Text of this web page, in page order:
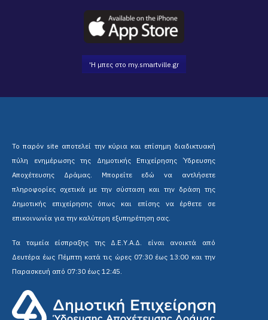
'Η μπες στο my.smartville.gr
Το παρόν site αποτελεί την κύρια και επίσημη διαδικτυακή
πύλη ενημέρωσης της Δημοτικής Επιχείρησης Ύδρευσης
Αποχέτευσης Δράμας. Μπορείτε εδώ να αντλήσετε
πληροφορίες σχετικά με την σύσταση και την δράση της
Δημοτικής επιχείρησης όπως και επίσης να έρθετε σε
επικοινωνία για την καλύτερη εξυπηρέτηση σας.
Τα ταμεία είσπραξης της Δ.Ε.Υ.Α.Δ. είναι ανοικτά από
Δευτέρα έως Πέμπτη κατά τις ώρες 07:30 έως 13:00 και την
Παρασκευή από 07:30 έως 12:45.